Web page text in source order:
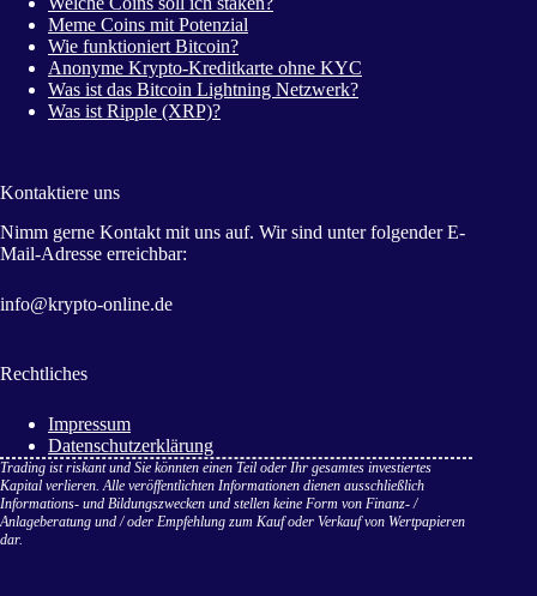
Meme Coins mit Potenzial
Wie funktioniert Bitcoin?
Anonyme Krypto-Kreditkarte ohne KYC
Was ist das Bitcoin Lightning Netzwerk?
Was ist Ripple (XRP)?
Kontaktiere uns
Nimm gerne Kontakt mit uns auf. Wir sind unter folgender E-
Mail-Adresse erreichbar:
info@krypto-online.de
Rechtliches
Impressum
Datenschutzerklärung
Trading ist riskant und Sie könnten einen Teil oder Ihr gesamtes investiertes
Kapital verlieren. Alle veröffentlichten Informationen dienen ausschließlich
Informations- und Bildungszwecken und stellen keine Form von Finanz- /
Anlageberatung und / oder Empfehlung zum Kauf oder Verkauf von Wertpapieren
dar.